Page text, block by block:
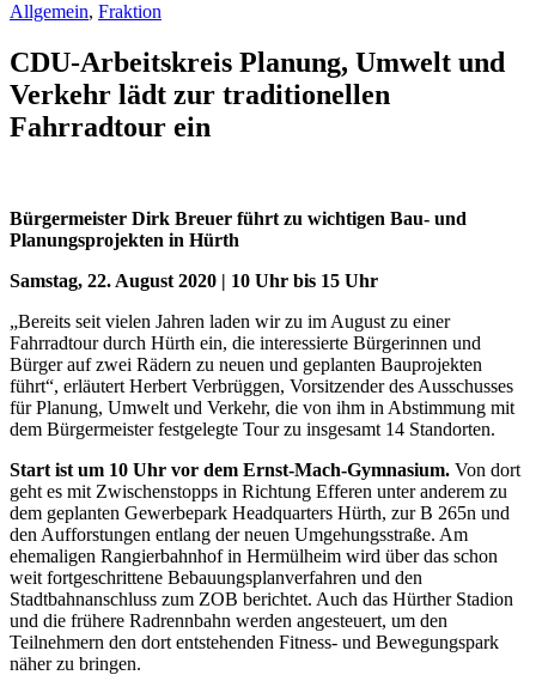
Allgemein, Fraktion
CDU-Arbeitskreis Planung, Umwelt und
Verkehr lädt zur traditionellen
Fahrradtour ein
Bürgermeister Dirk Breuer führt zu wichtigen Bau- und
Planungsprojekten in Hürth
Samstag, 22. August 2020 | 10 Uhr bis 15 Uhr
„Bereits seit vielen Jahren laden wir zu im August zu einer
Fahrradtour durch Hürth ein, die interessierte Bürgerinnen und
Bürger auf zwei Rädern zu neuen und geplanten Bauprojekten
führt“, erläutert Herbert Verbrüggen, Vorsitzender des Ausschusses
für Planung, Umwelt und Verkehr, die von ihm in Abstimmung mit
dem Bürgermeister festgelegte Tour zu insgesamt 14 Standorten.
Start ist um 10 Uhr vor dem Ernst-Mach-Gymnasium. Von dort
geht es mit Zwischenstopps in Richtung Efferen unter anderem zu
dem geplanten Gewerbepark Headquarters Hürth, zur B 265n und
den Aufforstungen entlang der neuen Umgehungsstraße. Am
ehemaligen Rangierbahnhof in Hermülheim wird über das schon
weit fortgeschrittene Bebauungsplanverfahren und den
Stadtbahnanschluss zum ZOB berichtet. Auch das Hürther Stadion
und die frühere Radrennbahn werden angesteuert, um den
Teilnehmern den dort entstehenden Fitness- und Bewegungspark
näher zu bringen.